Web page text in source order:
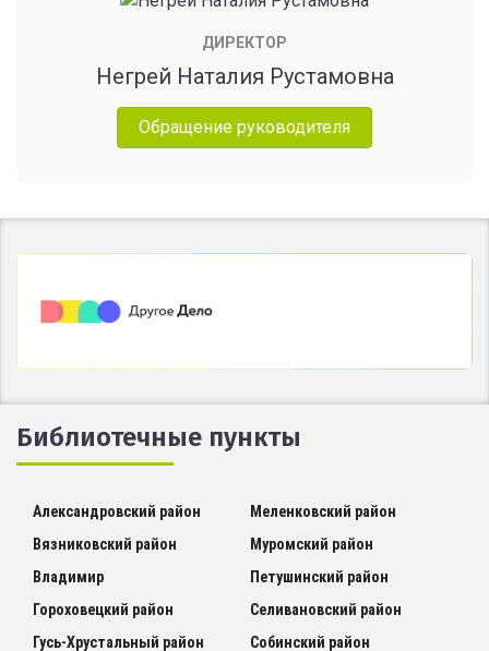
ДИРЕКТОР
Негрей Наталия Рустамовна
Обращение руководителя
Библиотечные пункты
Александровский район
Вязниковский район
Владимир
Гороховецкий район
Гусь-Хрустальный район
Меленковский район
Муромский район
Петушинский район
Селивановский район
Собинский район